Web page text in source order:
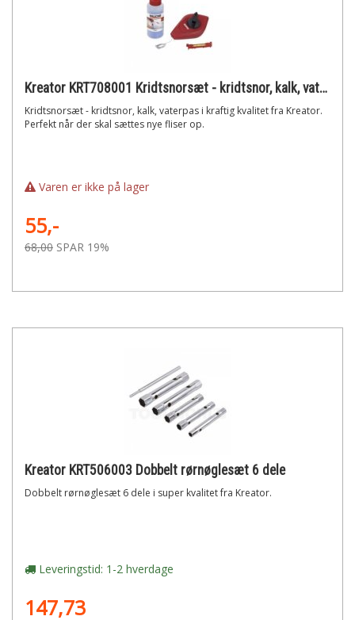
Kreator KRT708001 Kridtsnorsæt - kridtsnor, kalk, vaterpas
Kridtsnorsæt - kridtsnor, kalk, vaterpas i kraftig kvalitet fra Kreator.
Perfekt når der skal sættes nye fliser op.
Varen er ikke på lager
55,-
68,00 SPAR 19%
Kreator KRT506003 Dobbelt rørnøglesæt 6 dele
Dobbelt rørnøglesæt 6 dele i super kvalitet fra Kreator.
Leveringstid: 1-2 hverdage
147,73